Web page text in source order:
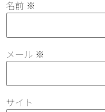
名前 ※
メール ※
サイト